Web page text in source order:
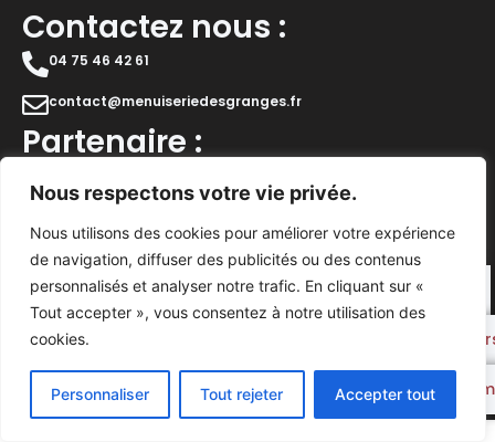
Nous respectons votre vie privée.
Nous utilisons des cookies pour améliorer votre expérience
de navigation, diffuser des publicités ou des contenus
personnalisés et analyser notre trafic. En cliquant sur «
Tout accepter », vous consentez à notre utilisation des
cookies.
Personnaliser Tout rejeter Accepter tout
Contactez nous :
04 75 46 42 61
contact@menuiseriedesgranges.fr
Partenaire :
Appelez nous
Votre devis
Notre google